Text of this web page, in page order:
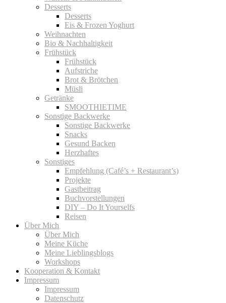
Desserts
Desserts
Eis & Frozen Yoghurt
Weihnachten
Bio & Nachhaltigkeit
Frühstück
Frühstück
Aufstriche
Brot & Brötchen
Müsli
Getränke
SMOOTHIETIME
Sonstige Backwerke
Sonstige Backwerke
Snacks
Gesund Backen
Herzhaftes
Sonstiges
Empfehlung (Café’s + Restaurant’s)
Projekte
Gastbeitrag
Buchvorstellungen
DIY – Do It Yourselfs
Reisen
Über Mich
Über Mich
Meine Küche
Meine Lieblingsblogs
Workshops
Kooperation & Kontakt
Impressum
Impressum
Datenschutz